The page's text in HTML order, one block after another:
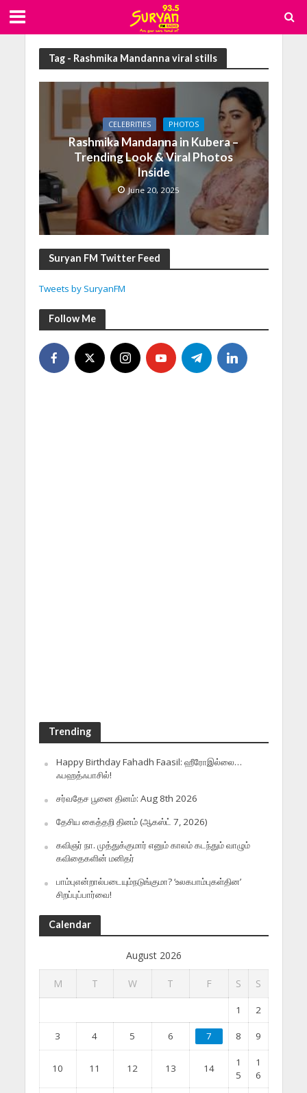
Tag - Rashmika Mandanna viral stills
CELEBRITIES PHOTOS
Rashmika Mandanna in Kubera –
Trending Look & Viral Photos
Inside
June 20, 2025
Suryan FM Twitter Feed
Tweets by SuryanFM
Follow Me
Trending
Happy Birthday Fahadh Faasil: ஹீரோஇல்லை…
ஃபஹத்ஃபாசில்!
சர்வதேச பூனை தினம்: Aug 8th 2026
தேசிய கைத்தறி தினம் (ஆகஸ்ட் 7, 2026)
கவிஞர் நா. முத்துக்குமார் எனும் காலம் கடந்தும் வாழும்
கவிதைகளின் மனிதர்
பாம்புஎன்றால்படையும்நடுங்குமா? ‘உலகபாம்புகள்தின’
சிறப்புப்பார்வை!
Calendar
August 2026
M T W T F S S
1 2
3 4 5 6 7 8 9
10 11 12 13 14
1
5
1
6